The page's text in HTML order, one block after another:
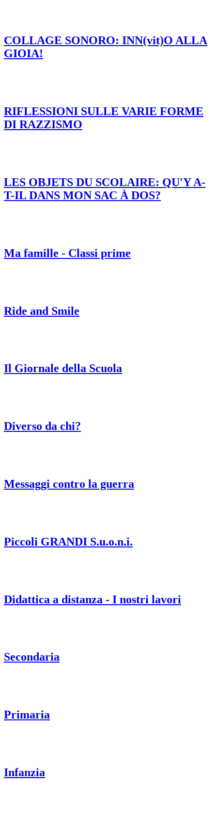
COLLAGE SONORO: INN(vit)O ALLA
GIOIA!
RIFLESSIONI SULLE VARIE FORME
DI RAZZISMO
LES OBJETS DU SCOLAIRE: QU'Y A-
T-IL DANS MON SAC À DOS?
Ma famille - Classi prime
Ride and Smile
Il Giornale della Scuola
Diverso da chi?
Messaggi contro la guerra
Piccoli GRANDI S.u.o.n.i.
Didattica a distanza - I nostri lavori
Secondaria
Primaria
Infanzia